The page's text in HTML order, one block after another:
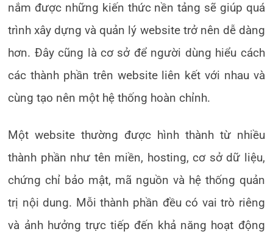
nắm được những kiến thức nền tảng sẽ giúp quá
trình xây dựng và quản lý website trở nên dễ dàng
hơn. Đây cũng là cơ sở để người dùng hiểu cách
các thành phần trên website liên kết với nhau và
cùng tạo nên một hệ thống hoàn chỉnh.
Một website thường được hình thành từ nhiều
thành phần như tên miền, hosting, cơ sở dữ liệu,
chứng chỉ bảo mật, mã nguồn và hệ thống quản
trị nội dung. Mỗi thành phần đều có vai trò riêng
và ảnh hưởng trực tiếp đến khả năng hoạt động